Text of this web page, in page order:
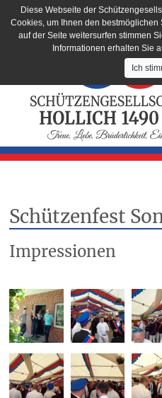
Schützenfest
Impressionen
Diese Webseite der
Cookies, um Ihnen den
auf der Seite weitersurfen stimmen
Informationen erhalten Sie
Ich